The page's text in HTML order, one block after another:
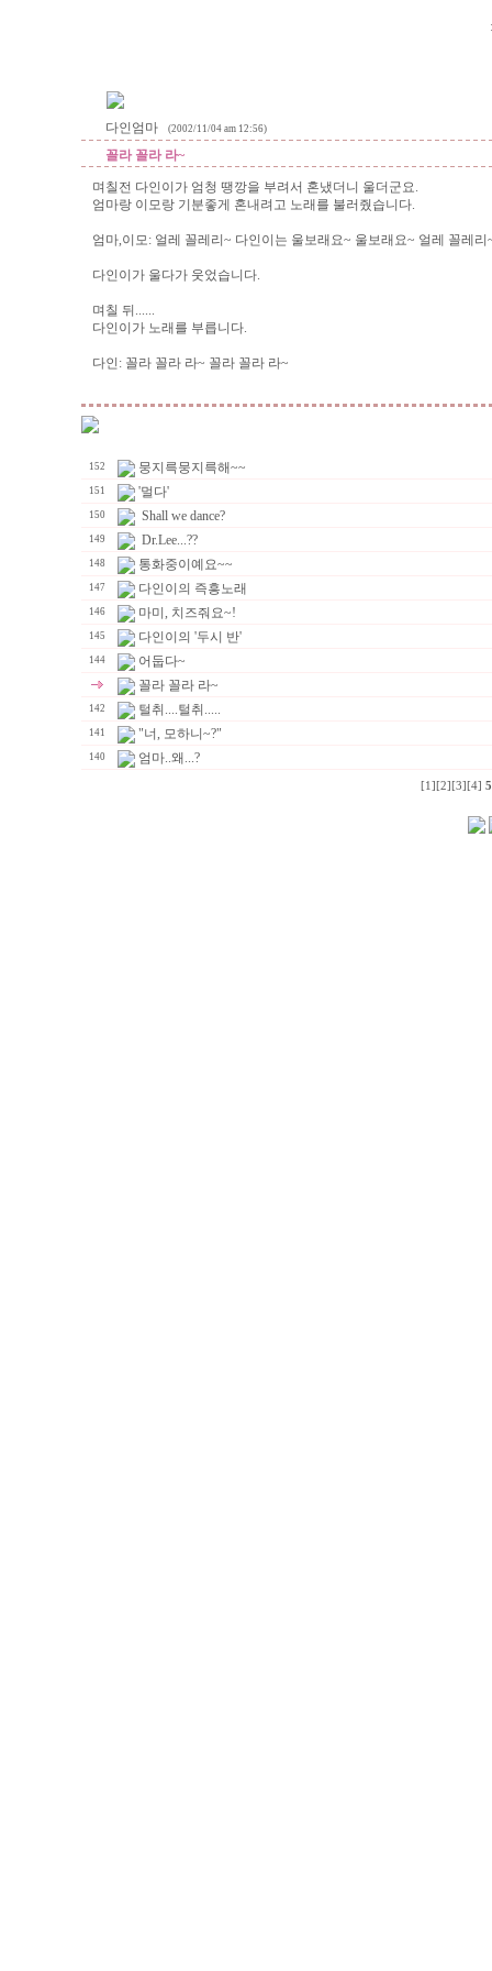
다인엄마 (2002/11/04 am 12:56)
꼴라 꼴라 라~
며칠전 다인이가 엄청 땡깡을 부려서 혼냈더니 울더군요.
엄마랑 이모랑 기분좋게 혼내려고 노래를 불러줬습니다.
엄마,이모: 얼레 꼴레리~ 다인이는 울보래요~ 울보래요~ 얼레 꼴레
다인이가 울다가 웃었습니다.
며칠 뒤......
다인이가 노래를 부릅니다.
다인: 꼴라 꼴라 라~ 꼴라 꼴라 라~
152 뭉지륵뭉지륵해~~
151 '멀다'
150 Shall we dance?
149 Dr.Lee...??
148 통화중이예요~~
147 다인이의 즉흥노래
146 마미, 치즈줘요~!
145 다인이의 '두시 반'
144
어둡다~
꼴라 꼴라 라~
142 털취....털취.....
141 "너, 모하니~?"
140 엄마..왜...?
[1] [2] [3] [4] 5